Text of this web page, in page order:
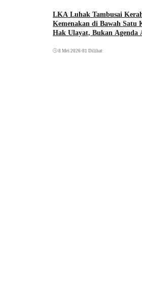
LKA Luhak Tambusai
Kemenakan di Bawah Satu
Hak Ulayat, Bukan Agenda
8 Mei 2026•81 Dilihat